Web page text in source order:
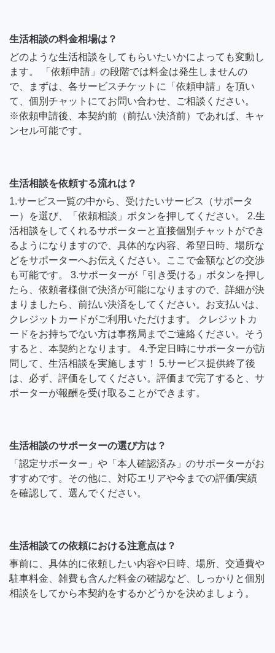
生活相談の料金相場は？
どのような生活相談をしてもらいたいかによっても変動し
ます。 「依頼申請」の段階では料金は発生しませんの
で、まずは、各サービスチケットに「依頼申請」を頂い
て、個別チャットにてお問い合わせ、ご相談ください。
※依頼申請後、本契約前（前払い決済前）であれば、キャ
ンセル可能です。
生活相談を依頼する流れは？
1.サービス一覧の中から、受けたいサービス（サポータ
ー）を選び、「依頼相談」ボタンを押してください。 2.生
活相談をしてくれるサポーターと直接個別チャットができ
るようになりますので、具体的な内容、希望日時、場所な
どをサポーターへお伝えください。ここで金額などの交渉
も可能です。 3.サポーターが「引き受ける」ボタンを押し
たら、依頼者様側で決済が可能になりますので、詳細が決
まりましたら、前払い決済をしてください。お支払いは、
クレジットカードがご利用いただけます。 クレジットカ
ードをお持ちでない方は事務局までご連絡ください。そう
すると、本契約となります。 4.予定日時にサポーターが訪
問して、生活相談を実施します！ 5.サービス提供終了後
は、必ず、評価をしてください。評価まで完了すると、サ
ポーターが報酬を受け取ることができます。
生活相談のサポーターの選び方は？
「認定サポーター」や「本人確認済み」のサポーターがお
すすめです。その他に、対応エリアや今までの評価/実績
を確認して、選んでください。
生活相談ての依頼における注意点は？
事前に、具体的に依頼したい内容や日時、場所、交通費や
駐車料金、雑費も含んだ料金の確認など、しっかりと個別
相談をしてから本契約をするかどうかを決めましょう。